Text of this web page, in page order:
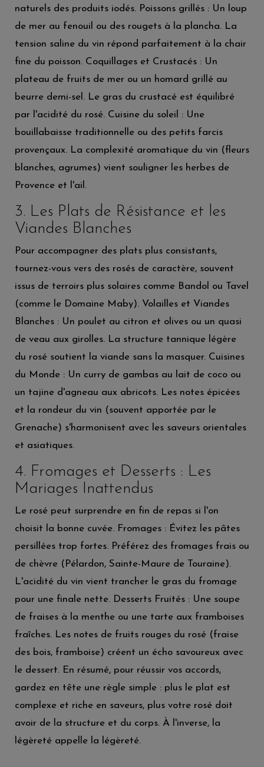
naturels des produits iodés. Poissons grillés : Un loup
de mer au fenouil ou des rougets à la plancha. La
tension saline du vin répond parfaitement à la chair
fine du poisson. Coquillages et Crustacés : Un
plateau de fruits de mer ou un homard grillé au
beurre demi-sel. Le gras du crustacé est équilibré
par l'acidité du rosé. Cuisine du soleil : Une
bouillabaisse traditionnelle ou des petits farcis
provençaux. La complexité aromatique du vin (fleurs
blanches, agrumes) vient souligner les herbes de
Provence et l'ail.
3. Les Plats de Résistance et les
Viandes Blanches
Pour accompagner des plats plus consistants,
tournez-vous vers des rosés de caractère, souvent
issus de terroirs plus solaires comme Bandol ou Tavel
(comme le Domaine Maby). Volailles et Viandes
Blanches : Un poulet au citron et olives ou un quasi
de veau aux girolles. La structure tannique légère
du rosé soutient la viande sans la masquer. Cuisines
du Monde : Un curry de gambas au lait de coco ou
un tajine d'agneau aux abricots. Les notes épicées
et la rondeur du vin (souvent apportée par le
Grenache) s'harmonisent avec les saveurs orientales
et asiatiques.
4. Fromages et Desserts : Les
Mariages Inattendus
Le rosé peut surprendre en fin de repas si l'on
choisit la bonne cuvée. Fromages : Évitez les pâtes
persillées trop fortes. Préférez des fromages frais ou
de chèvre (Pélardon, Sainte-Maure de Touraine).
L'acidité du vin vient trancher le gras du fromage
pour une finale nette. Desserts Fruités : Une soupe
de fraises à la menthe ou une tarte aux framboises
fraîches. Les notes de fruits rouges du rosé (fraise
des bois, framboise) créent un écho savoureux avec
le dessert. En résumé, pour réussir vos accords,
gardez en tête une règle simple : plus le plat est
complexe et riche en saveurs, plus votre rosé doit
avoir de la structure et du corps. À l'inverse, la
légèreté appelle la légèreté.